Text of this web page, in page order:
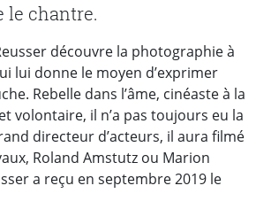
le chantre.
découvre la photographie à
lui donne le moyen d’exprimer
Rebelle dans l’âme, cinéaste à la
volontaire, il n’a pas toujours eu la
directeur d’acteurs, il aura filmé
Roland Amstutz ou Marion
a reçu en septembre 2019 le